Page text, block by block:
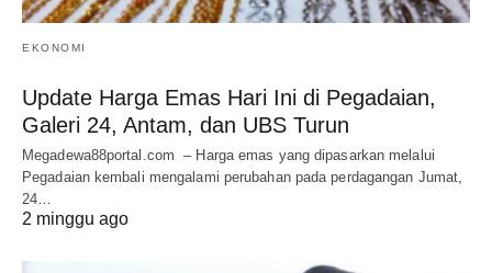
EKONOMI
Update Harga Emas Hari Ini di Pegadaian,
Galeri 24, Antam, dan UBS Turun
Megadewa88portal.com – Harga emas yang dipasarkan melalui
Pegadaian kembali mengalami perubahan pada perdagangan Jumat,
24…
2 minggu ago